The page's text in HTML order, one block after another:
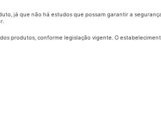
já que não há estudos que possam garantir a
produtos, conforme legislação vigente. O